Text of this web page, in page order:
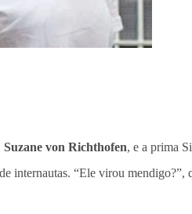
Suzane von Richthofen, e a prima
internautas. “Ele virou mendigo?”,